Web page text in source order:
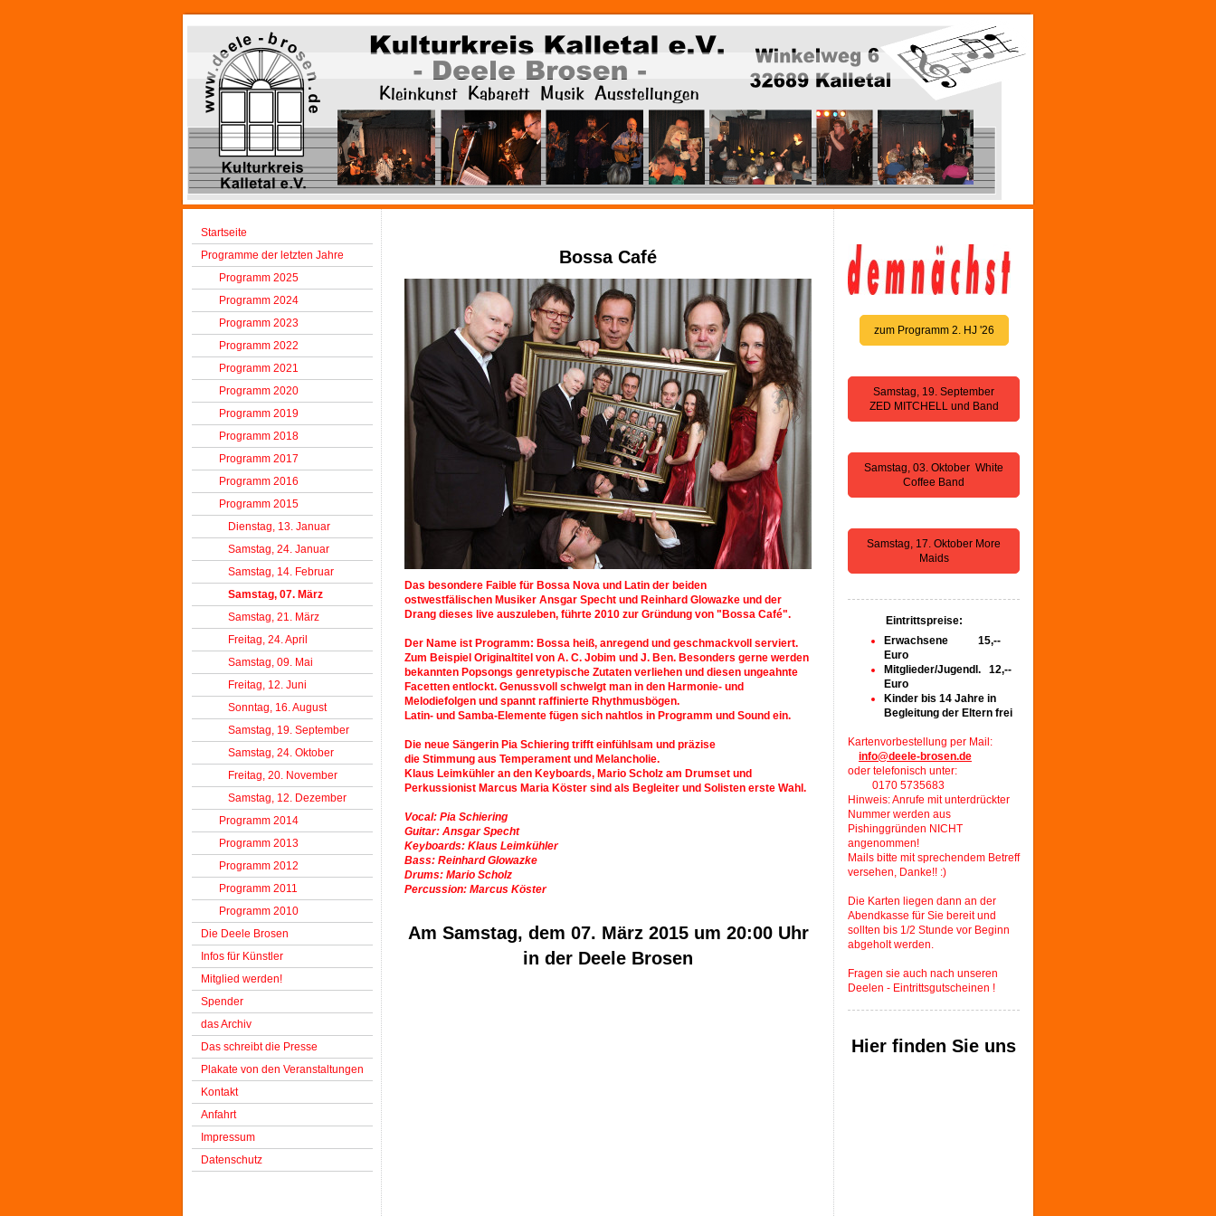
Startseite
Programme der letzten Jahre
Programm 2025
Programm 2024
Programm 2023
Programm 2022
Programm 2021
Programm 2020
Programm 2019
Programm 2018
Programm 2017
Programm 2016
Programm 2015
Dienstag, 13. Januar
Samstag, 24. Januar
Samstag, 14. Februar
Samstag, 07. März
Samstag, 21. März
Freitag, 24. April
Samstag, 09. Mai
Freitag, 12. Juni
Sonntag, 16. August
Samstag, 19. September
Samstag, 24. Oktober
Freitag, 20. November
Samstag, 12. Dezember
Programm 2014
Programm 2013
Programm 2012
Programm 2011
Programm 2010
Die Deele Brosen
Infos für Künstler
Mitglied werden!
Spender
das Archiv
Das schreibt die Presse
Plakate von den Veranstaltungen
Kontakt
Anfahrt
Impressum
Datenschutz
Bossa Café
Das besondere Faible für Bossa Nova und Latin der beiden
ostwestfälischen Musiker Ansgar Specht und Reinhard Glowazke und der
Drang dieses live auszuleben, führte 2010 zur Gründung von "Bossa Café".
Der Name ist Programm: Bossa heiß, anregend und geschmackvoll serviert.
Zum Beispiel Originaltitel von A. C. Jobim und J. Ben. Besonders gerne werden
bekannten Popsongs genretypische Zutaten verliehen und diesen ungeahnte
Facetten entlockt. Genussvoll schwelgt man in den Harmonie- und
Melodiefolgen und spannt raffinierte Rhythmusbögen.
Latin- und Samba-Elemente fügen sich nahtlos in Programm und Sound ein.
Die neue Sängerin Pia Schiering trifft einfühlsam und präzise
die Stimmung aus Temperament und Melancholie.
Klaus Leimkühler an den Keyboards, Mario Scholz am Drumset und
Perkussionist Marcus Maria Köster sind als Begleiter und Solisten erste Wahl.
Vocal: Pia Schiering
Guitar: Ansgar Specht
Keyboards: Klaus Leimkühler
Bass: Reinhard Glowazke
Drums: Mario Scholz
Percussion: Marcus Köster
Am Samstag, dem 07. März 2015 um 20:00 Uhr
in der Deele Brosen
zum Programm 2. HJ '26
Samstag, 19. September
ZED MITCHELL und Band
Samstag, 03. Oktober White
Coffee Band
Samstag, 17. Oktober More
Maids
Eintrittspreise:
Erwachsene 15,--
Euro
Mitglieder/Jugendl. 12,--
Euro
Kinder bis 14 Jahre in
Begleitung der Eltern frei
Kartenvorbestellung per Mail:
info@deele-brosen.de
oder telefonisch unter:
0170 5735683
Hinweis: Anrufe mit unterdrückter
Nummer werden aus
Pishinggründen NICHT
angenommen!
Mails bitte mit sprechendem Betreff
versehen, Danke!! :)
Die Karten liegen dann an der
Abendkasse für Sie bereit und
sollten bis 1/2 Stunde vor Beginn
abgeholt werden.
Fragen sie auch nach unseren
Deelen - Eintrittsgutscheinen !
Hier finden Sie uns